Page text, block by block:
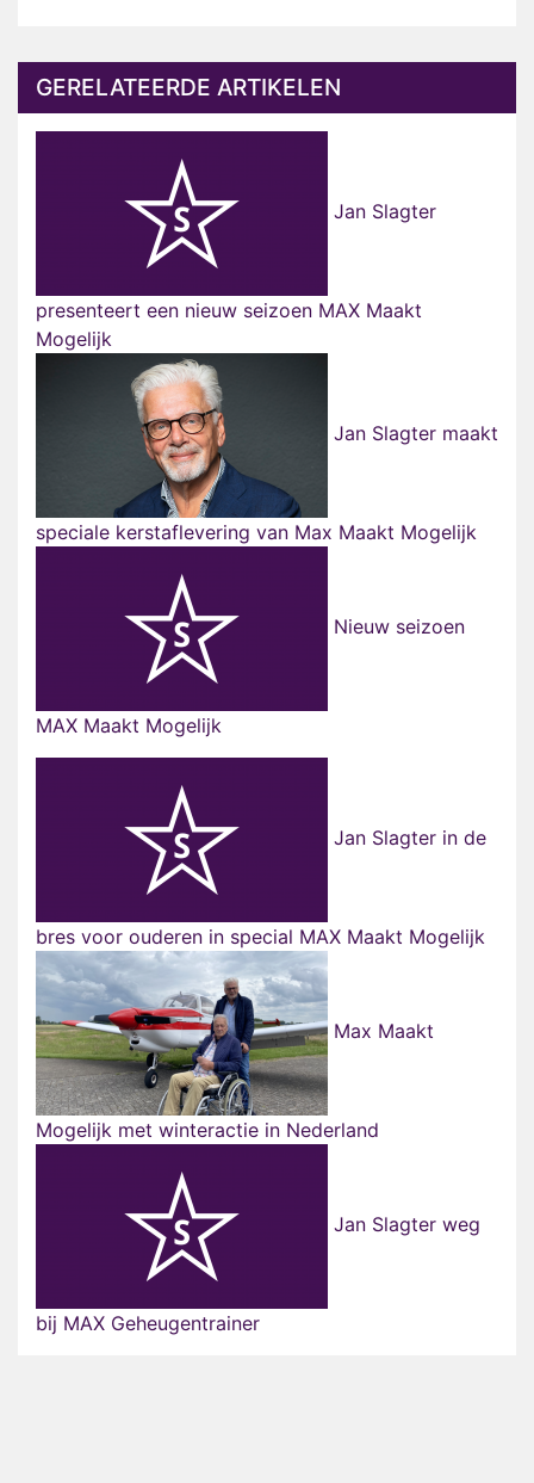
GERELATEERDE ARTIKELEN
Jan Slagter
presenteert een nieuw seizoen MAX Maakt
Mogelijk
Jan Slagter maakt
speciale kerstaflevering van Max Maakt Mogelijk
Nieuw seizoen
MAX Maakt Mogelijk
Jan Slagter in de
bres voor ouderen in special MAX Maakt Mogelijk
Max Maakt
Mogelijk met winteractie in Nederland
Jan Slagter weg
bij MAX Geheugentrainer